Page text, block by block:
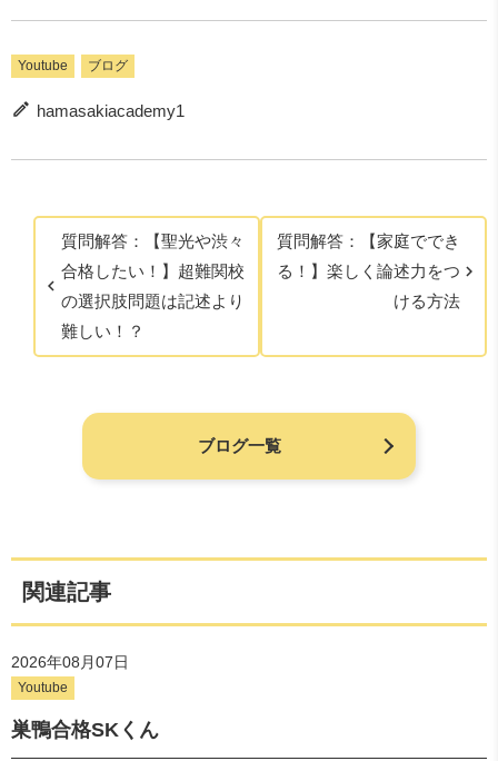
Youtube ブログ
hamasakiacademy1
質問解答：【聖光や渋々
合格したい！】超難関校
の選択肢問題は記述より
難しい！？
質問解答：【家庭ででき
る！】楽しく論述力をつ
ける方法
ブログ一覧
関連記事
2026年08月07日
Youtube
巣鴨合格SKくん